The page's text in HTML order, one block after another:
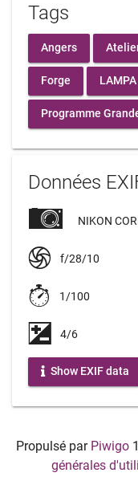
Tags
Angers
Forge LAMPA
Programme
Données
NIKON
f/28/10
1/100
4/6
Show EXIF data
Propulsé par Piwigo
générales